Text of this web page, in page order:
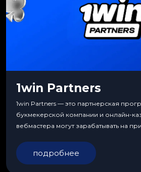
1win Partners
1win Partners — это партнерская
букмекерской компании и онлайн-
вебмастера могут зарабатывать на
подробнее